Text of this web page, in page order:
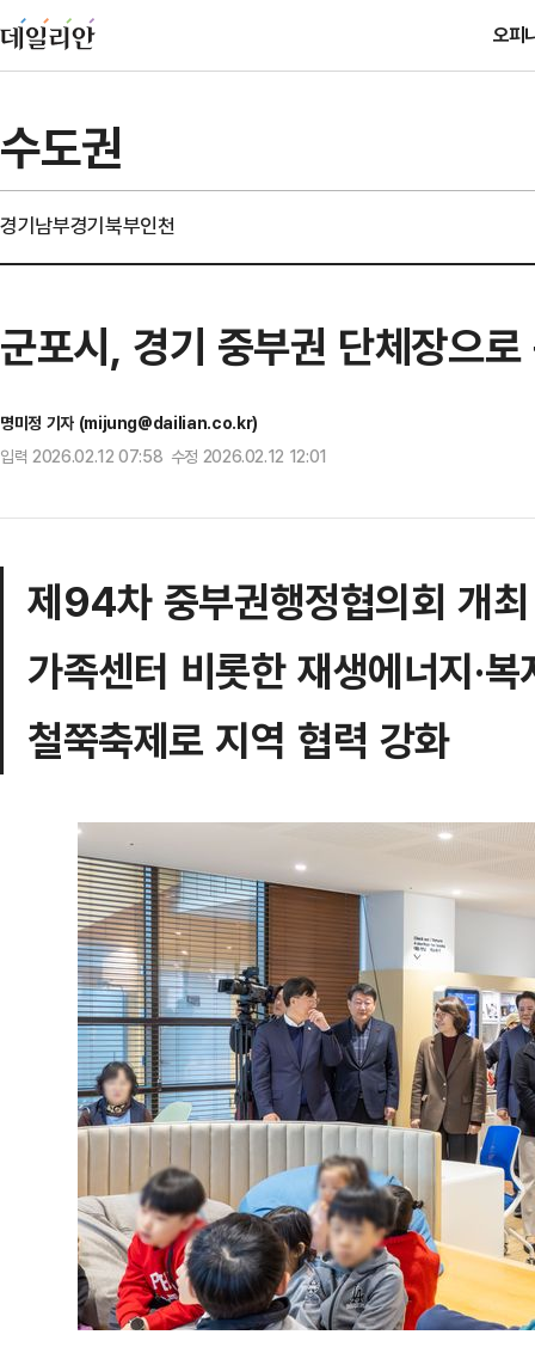
오피
수도권
경기남부경기북부인천
군포시, 경기 중부권 단체장으
명미정 기자 (mijung@dailian.co.kr)
입력 2026.02.12 07:58 수정 2026.02.12 12:01
제94차 중부권행정협의회 개최
가족센터 비롯한 재생에너지·
철쭉축제로 지역 협력 강화